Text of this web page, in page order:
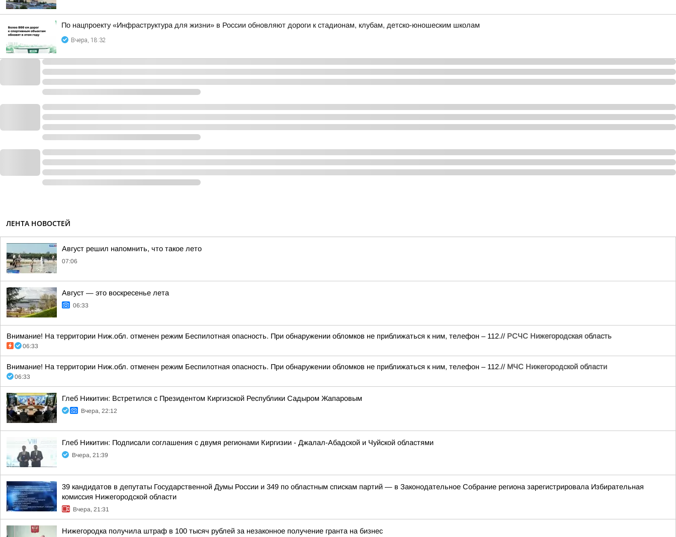
По нацпроекту «Инфраструктура для жизни» в России обновляют дороги к стадионам, клубам, детско-юношеским школам
Вчера, 18:32
ЛЕНТА НОВОСТЕЙ
Август решил напомнить, что такое лето
07:06
Август — это воскресенье лета
06:33
Внимание! На территории Ниж.обл. отменен режим Беспилотная опасность. При обнаружении обломков не приближаться к ним, телефон – 112.// РСЧС Нижегородская область
06:33
Внимание! На территории Ниж.обл. отменен режим Беспилотная опасность. При обнаружении обломков не приближаться к ним, телефон – 112.// МЧС Нижегородской области
06:33
Глеб Никитин: Встретился с Президентом Киргизской Республики Садыром Жапаровым
Вчера, 22:12
Глеб Никитин: Подписали соглашения с двумя регионами Киргизии - Джалал-Абадской и Чуйской областями
Вчера, 21:39
39 кандидатов в депутаты Государственной Думы России и 349 по областным спискам партий — в Законодательное Собрание региона зарегистрировала Избирательная
комиссия Нижегородской области
Вчера, 21:31
Нижегородка получила штраф в 100 тысяч рублей за незаконное получение гранта на бизнес